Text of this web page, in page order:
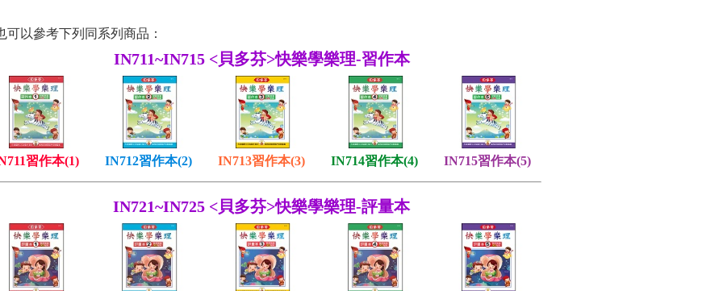
可以參考下列同系列商品：
IN711~IN715 <貝多芬>快樂學樂理-習作本
習作本(1) IN712習作本(2) IN713習作本(3) IN714習作本(4) IN715習作本(5)
IN721~IN725 <貝多芬>快樂學樂理-評量本